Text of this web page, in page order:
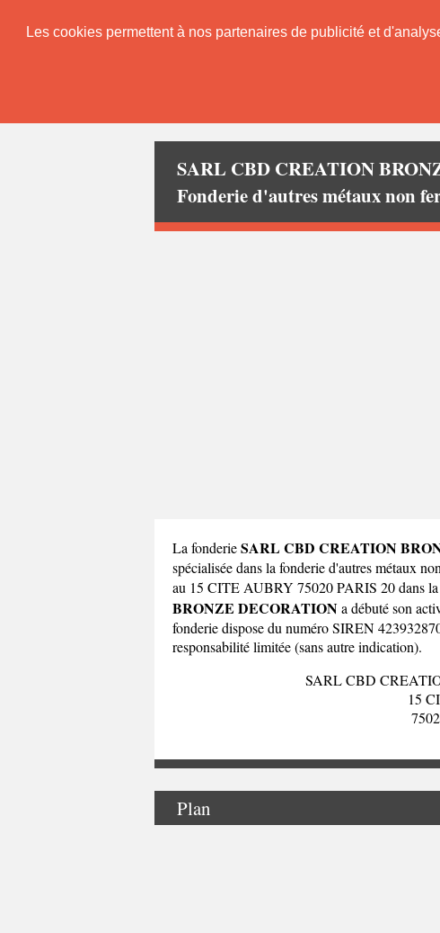
Les cookies permettent à nos partenaires de publicité et
SARL CBD CREATION
Fonderie d'autres métaux non
La fonderieSARL CBD CREATION
spécialisée dans la fonderie d'autres métaux
au 15 CITE AUBRY 75020 PARIS 20 dans la
BRONZE DECORATIONa débuté son
fonderie dispose du numéro SIREN
responsabilité limitée (sans autre indication).
SARL CBD
15
Plan